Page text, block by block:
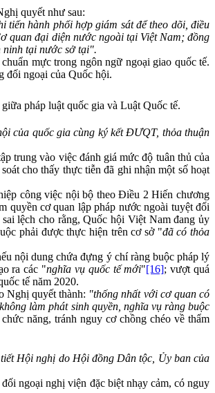
quyết như sau:
hành phối hợp giám sát để theo dõi, điều
quan đại diện nước ngoài tại Việt Nam; đồng
ninh tại nước sở tại".
mực trong ngôn ngữ ngoại giao quốc tế.
đối ngoại của Quốc hội.
pháp luật quốc gia và Luật Quốc tế.
của quốc gia cùng ký kết ĐƯQT, thỏa thuận
trung vào việc đánh giá mức độ tuân thủ của
cho thấy thực tiễn đã ghi nhận một số hoạt
công việc nội bộ theo Điều 2 Hiến chương
quyền cơ quan lập pháp nước ngoài tuyệt đối
lệch cho rằng, Quốc hội Việt Nam đang ủy
phải được thực hiện trên cơ sở "đã có thỏa
nội dung chứa đựng ý chí ràng buộc pháp lý
ra các "nghĩa vụ quốc tế mới"[16]; vượt quá
tế năm 2020.
Nghị quyết thành: "thống nhất với cơ quan có
làm phát sinh quyền, nghĩa vụ ràng buộc
năng, tránh nguy cơ chồng chéo về thẩm
Hội nghị do Hội đồng Dân tộc, Ủy ban của
ngoại nghị viện đặc biệt nhạy cảm, có nguy